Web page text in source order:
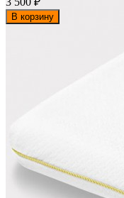
₽
В корзину